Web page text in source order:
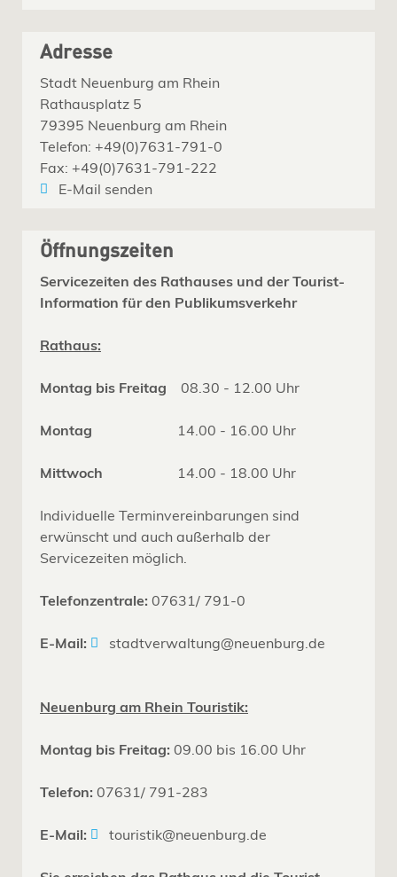
Adresse
Stadt Neuenburg am Rhein
Rathausplatz 5
79395 Neuenburg am Rhein
Telefon: +49(0)7631-791-0
Fax: +49(0)7631-791-222
E-Mail senden
Öffnungszeiten
Servicezeiten des Rathauses und der Tourist-
Information für den Publikumsverkehr
Rathaus:
Montag bis Freitag 08.30 - 12.00 Uhr
Montag 14.00 - 16.00 Uhr
Mittwoch 14.00 - 18.00 Uhr
Individuelle Terminvereinbarungen sind
erwünscht und auch außerhalb der
Servicezeiten möglich.
Telefonzentrale: 07631/ 791-0
E-Mail: stadtverwaltung@neuenburg.de
Neuenburg am Rhein Touristik:
Montag bis Freitag: 09.00 bis 16.00 Uhr
Telefon: 07631/ 791-283
E-Mail: touristik@neuenburg.de